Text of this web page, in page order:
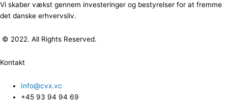
Vi skaber vækst gennem investeringer og bestyrelser for at fremme
det danske erhvervsliv.
© 2022. All Rights Reserved.
Kontakt
Info@cvx.vc
+45 93 94 94 69